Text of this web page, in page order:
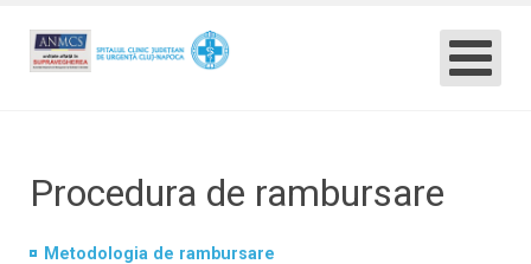
Procedura de rambursare
Metodologia de rambursare